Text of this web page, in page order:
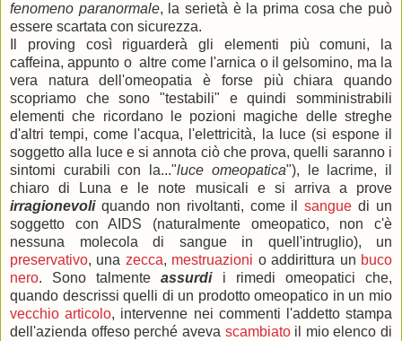
fenomeno paranormale, la serietà è la prima cosa che può
essere scartata con sicurezza.
Il proving così riguarderà gli elementi più comuni, la
caffeina, appunto o altre come l'arnica o il gelsomino, ma la
vera natura dell'omeopatia è forse più chiara quando
scopriamo che sono "testabili" e quindi somministrabili
elementi che ricordano le pozioni magiche delle streghe
d'altri tempi, come l'acqua, l'elettricità, la luce (si espone il
soggetto alla luce e si annota ciò che prova, quelli saranno i
sintomi curabili con la..."luce omeopatica"), le lacrime, il
chiaro di Luna e le note musicali e si arriva a prove
irragionevoli quando non rivoltanti, come ilsangue di un
soggetto con AIDS (naturalmente omeopatico, non c'è
nessuna molecola di sangue in quell'intruglio), un
preservativo, una zecca, mestruazioni o addirittura un buco
nero. Sono talmenteassurdi i rimedi omeopatici che,
quando descrissi quelli di un prodotto omeopatico in un mio
vecchio articolo, intervenne nei commenti l'addetto stampa
dell'azienda offeso perché aveva scambiatoil mio elenco di